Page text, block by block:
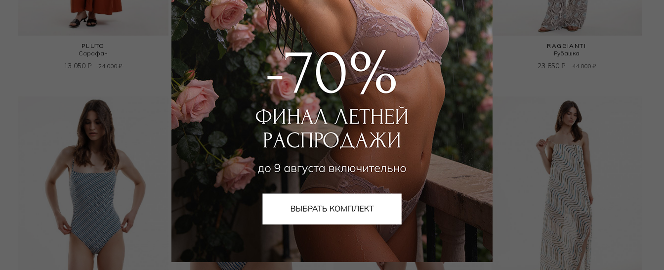
PLUTO
Сарафан
13 050₽ 24 000₽
PLUTO
Платье
11 700₽ 26 000₽
RAGGIANTI
Брюки
16 650₽ 31 000
RAGGIANTI
Рубашка
23 850 ₽ 44 000₽